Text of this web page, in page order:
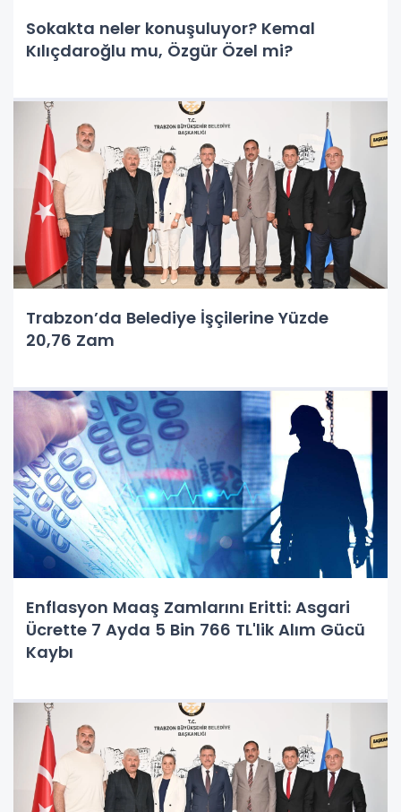
Sokakta neler konuşuluyor? Kemal
Kılıçdaroğlu mu, Özgür Özel mi?
Trabzon’da Belediye İşçilerine Yüzde
20,76 Zam
Enflasyon Maaş Zamlarını Eritti: Asgari
Ücrette 7 Ayda 5 Bin 766 TL'lik Alım Gücü
Kaybı